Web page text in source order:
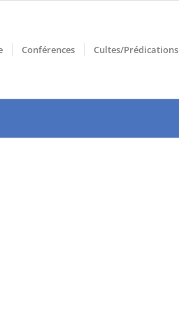
Conférences Cultes/Prédications